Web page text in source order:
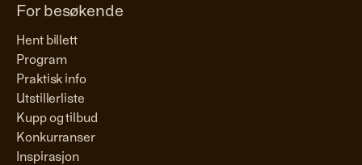
For besøkende
Hent billett
Program
Praktisk info
Utstillerliste
Kupp og tilbud
Konkurranser
Inspirasjon